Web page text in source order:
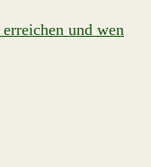
und wen